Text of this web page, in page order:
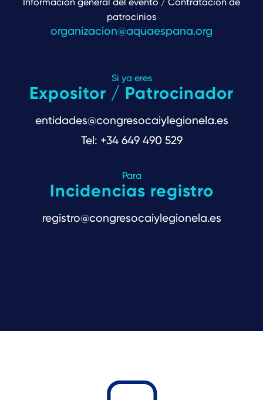
patrocinios
organizacion@aquaespana.org
Si ya eres
Expositor / Patrocinador
entidades@congresocaiylegionela.es
Tel: +34 649 490 529
Para
Incidencias registro
registro@congresocaiylegionela.es